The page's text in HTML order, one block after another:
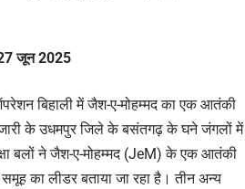
27 जून 2025
बिहाली में जैश-ए-मोहम्मद का एक आतंकी
जारी के उधमपुर जिले के बसंतगढ़ के घने जंगलों में
बलों ने जैश-ए-मोहम्मद (JeM) के एक आतंकी
का लीडर बताया जा रहा है। तीन अन्य